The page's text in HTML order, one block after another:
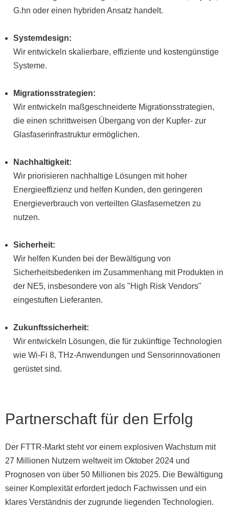
G.hn oder einen hybriden Ansatz handelt.
Systemdesign:
Wir entwickeln skalierbare, effiziente und kostengünstige
Systeme.
Migrationsstrategien:
Wir entwickeln maßgeschneiderte Migrationsstrategien,
die einen schrittweisen Übergang von der Kupfer- zur
Glasfaserinfrastruktur ermöglichen.
Nachhaltigkeit:
Wir priorisieren nachhaltige Lösungen mit hoher
Energieeffizienz und helfen Kunden, den geringeren
Energieverbrauch von verteilten Glasfasernetzen zu
nutzen.
Sicherheit:
Wir helfen Kunden bei der Bewältigung von
Sicherheitsbedenken im Zusammenhang mit Produkten in
der NE5, insbesondere von als "High Risk Vendors"
eingestuften Lieferanten.
Zukunftssicherheit:
Wir entwickeln Lösungen, die für zukünftige Technologien
wie Wi-Fi 8, THz-Anwendungen und Sensorinnovationen
gerüstet sind.
Partnerschaft für den Erfolg
Der FTTR-Markt steht vor einem explosiven Wachstum mit
27 Millionen Nutzern weltweit im Oktober 2024 und
Prognosen von über 50 Millionen bis 2025. Die Bewältigung
seiner Komplexität erfordert jedoch Fachwissen und ein
klares Verständnis der zugrunde liegenden Technologien.